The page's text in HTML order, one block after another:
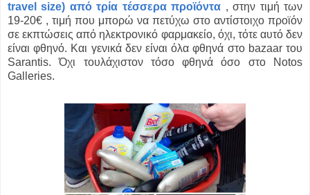
travel size) από τρία τέσσερα προϊόντα , στην τιμή των
19-20€ , τιμή που μπορώ να πετύχω στο αντίστοιχο προϊόν
σε εκπτώσεις από ηλεκτρονικό φαρμακείο, όχι, τότε αυτό δεν
είναι φθηνό. Και γενικά δεν είναι όλα φθηνά στο bazaar του
Sarantis. Όχι τουλάχιστον τόσο φθηνά όσο στο Notos
Galleries.